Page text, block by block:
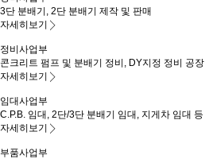
3단 분배기, 2단 분배기 제작 및 판매
자세히보기
정비사업부
콘크리트 펌프 및 분배기 정비, DY지정 정비 공장
자세히보기
임대사업부
C.P.B. 임대, 2단/3단 분배기 임대, 지게차 임대 등
자세히보기
부품사업부